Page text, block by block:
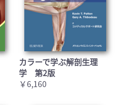
カラーで学ぶ解剖生理
学 第2版
￥6,160